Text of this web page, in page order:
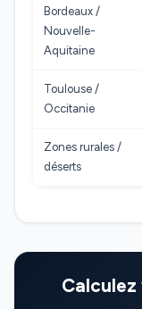
Bordeaux /
Nouvelle-
Aquitaine
Toulouse /
Occitanie
Zones rurales /
déserts